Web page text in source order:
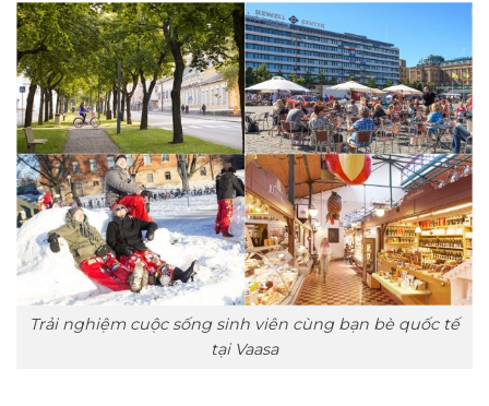
Trải nghiệm cuộc sống sinh viên cùng bạn bè quốc tế
tại Vaasa